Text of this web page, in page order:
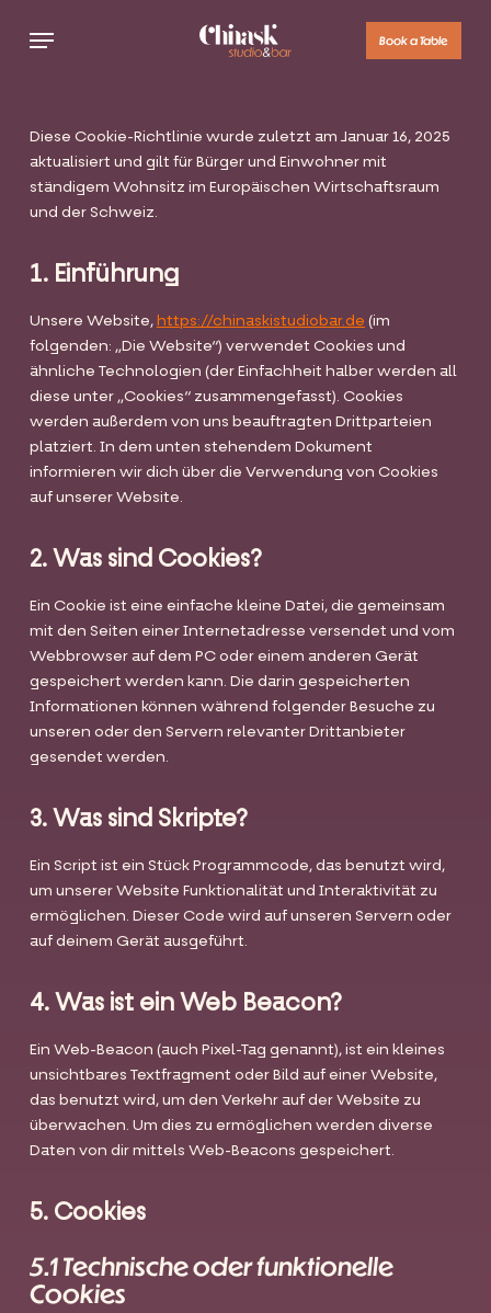
Book a Table
Menu
Diese Cookie-Richtlinie wurde zuletzt am Januar 16, 2025
aktualisiert und gilt für Bürger und Einwohner mit
ständigem Wohnsitz im Europäischen Wirtschaftsraum
und der Schweiz.
1. Einführung
Unsere Website, https://chinaskistudiobar.de (im
folgenden: „Die Website“) verwendet Cookies und
ähnliche Technologien (der Einfachheit halber werden all
diese unter „Cookies“ zusammengefasst). Cookies
werden außerdem von uns beauftragten Drittparteien
platziert. In dem unten stehendem Dokument
informieren wir dich über die Verwendung von Cookies
auf unserer Website.
2. Was sind Cookies?
Ein Cookie ist eine einfache kleine Datei, die gemeinsam
mit den Seiten einer Internetadresse versendet und vom
Webbrowser auf dem PC oder einem anderen Gerät
gespeichert werden kann. Die darin gespeicherten
Informationen können während folgender Besuche zu
unseren oder den Servern relevanter Drittanbieter
gesendet werden.
3. Was sind Skripte?
Ein Script ist ein Stück Programmcode, das benutzt wird,
um unserer Website Funktionalität und Interaktivität zu
ermöglichen. Dieser Code wird auf unseren Servern oder
auf deinem Gerät ausgeführt.
4. Was ist ein Web Beacon?
Ein Web-Beacon (auch Pixel-Tag genannt), ist ein kleines
unsichtbares Textfragment oder Bild auf einer Website,
das benutzt wird, um den Verkehr auf der Website zu
überwachen. Um dies zu ermöglichen werden diverse
Daten von dir mittels Web-Beacons gespeichert.
5. Cookies
5.1 Technische oder funktionelle
Cookies